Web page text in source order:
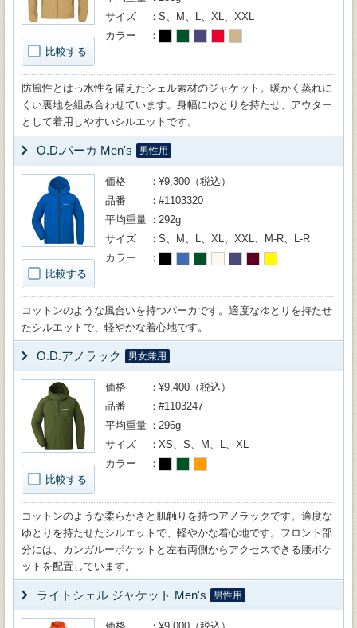
比較する
サイズ
S、M、L、XL、XXL
カラー
防風性とはっ水性を備えたシェル素材のジャケット。暖かく蒸れに
くい裏地を組み合わせています。身幅にゆとりを持たせ、アウター
として着用しやすいシルエットです。
O.D.パーカ Men's 男性用
比較する
価格
¥9,300（税込）
品番
#1103320
平均重量
292g
サイズ
S、M、L、XL、XXL、M-R、L-R
カラー
コットンのような風合いを持つパーカです。適度なゆとりを持たせ
たシルエットで、軽やかな着心地です。
O.D.アノラック 男女兼用
比較する
価格
¥9,400（税込）
品番
#1103247
平均重量
296g
サイズ
XS、S、M、L、XL
カラー
コットンのような柔らかさと肌触りを持つアノラックです。適度な
ゆとりを持たせたシルエットで、軽やかな着心地です。フロント部
分には、カンガルーポケットと左右両側からアクセスできる腰ポケ
ットを配置しています。
ライトシェル ジャケット Men's 男性用